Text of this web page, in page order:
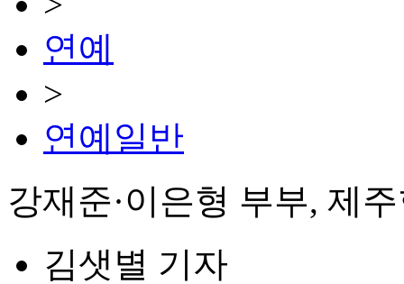
연예
>
연예일반
강재준·이은형 부부, 제
김샛별 기자